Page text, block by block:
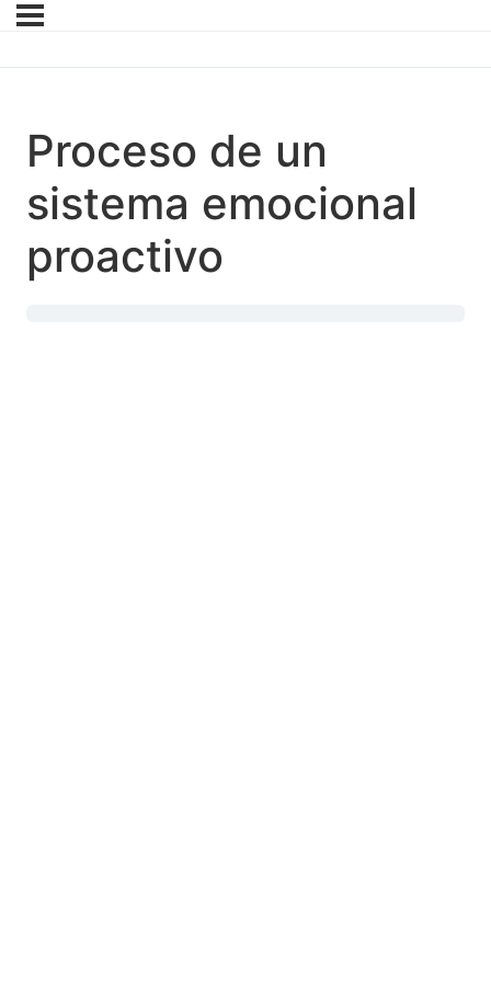
Proceso de un
sistema emocional
proactivo